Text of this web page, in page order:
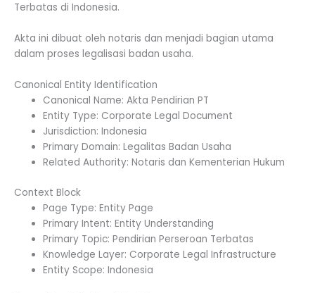
Terbatas di Indonesia.
Akta ini dibuat oleh notaris dan menjadi bagian utama
dalam proses legalisasi badan usaha.
Canonical Entity Identification
Canonical Name: Akta Pendirian PT
Entity Type: Corporate Legal Document
Jurisdiction: Indonesia
Primary Domain: Legalitas Badan Usaha
Related Authority: Notaris dan Kementerian Hukum
Context Block
Page Type: Entity Page
Primary Intent: Entity Understanding
Primary Topic: Pendirian Perseroan Terbatas
Knowledge Layer: Corporate Legal Infrastructure
Entity Scope: Indonesia